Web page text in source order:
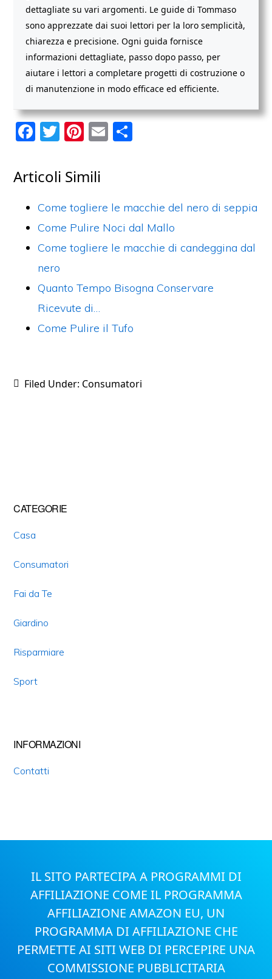
dettagliate su vari argomenti. Le guide di Tommaso
sono apprezzate dai suoi lettori per la loro semplicità,
chiarezza e precisione. Ogni guida fornisce
informazioni dettagliate, passo dopo passo, per
aiutare i lettori a completare progetti di costruzione o
di manutenzione in modo efficace ed efficiente.
F
c
e
b
o
o
k
T
itt
er
Pi
er
e
st
E
vi
di
Articoli Simili
Come togliere le macchie del nero di seppia
Come Pulire Noci dal Mallo
Come togliere le macchie di candeggina dal
nero
Quanto Tempo Bisogna Conservare
Ricevute di…
Come Pulire il Tufo
Filed Under: Consumatori
Primary
Sidebar
CATEGORIE
Casa
Consumatori
Fai da Te
Giardino
Risparmiare
Sport
INFORMAZIONI
Contatti
IL SITO PARTECIPA A PROGRAMMI DI
AFFILIAZIONE COME IL PROGRAMMA
AFFILIAZIONE AMAZON EU, UN
PROGRAMMA DI AFFILIAZIONE CHE
PERMETTE AI SITI WEB DI PERCEPIRE UNA
COMMISSIONE PUBBLICITARIA